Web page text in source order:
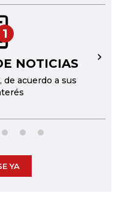
1
NOTICIAS
acuerdo a sus
→
YA